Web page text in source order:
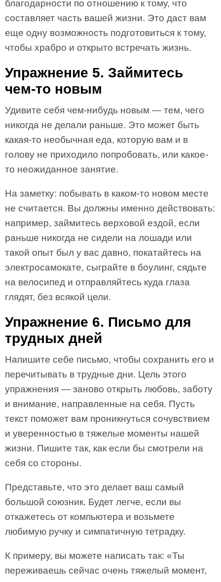
благодарности по отношению к тому, что
составляет часть вашей жизни. Это даст вам
еще одну возможность подготовиться к тому,
чтобы храбро и открыто встречать жизнь.
Упражнение 5. Займитесь
чем-то новым
Удивите себя чем-нибудь новым — тем, чего
никогда не делали раньше. Это может быть
какая-то необычная еда, которую вам и в
голову не приходило попробовать, или какое-
то неожиданное занятие.
На заметку: побывать в каком-то новом месте
не считается. Вы должны именно действовать:
например, займитесь верховой ездой, если
раньше никогда не сидели на лошади или
такой опыт был у вас давно, покатайтесь на
электросамокате, сыграйте в боулинг, сядьте
на велосипед и отправляйтесь куда глаза
глядят, без всякой цели.
Упражнение 6. Письмо для
трудных дней
Напишите себе письмо, чтобы сохранить его и
перечитывать в трудные дни. Цель этого
упражнения — заново открыть любовь, заботу
и внимание, направленные на себя. Пусть
текст поможет вам проникнуться сочувствием
и уверенностью в тяжелые моменты нашей
жизни. Пишите так, как если бы смотрели на
себя со стороны.
Представьте, что это делает ваш самый
большой союзник. Будет легче, если вы
откажетесь от компьютера и возьмете
любимую ручку и симпатичную тетрадку.
К примеру, вы можете написать так: «Ты
переживаешь сейчас очень тяжелый момент,